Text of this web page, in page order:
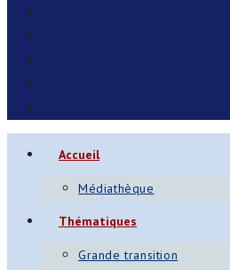
Accueil
Médiathèque
Thématiques
Grande transition